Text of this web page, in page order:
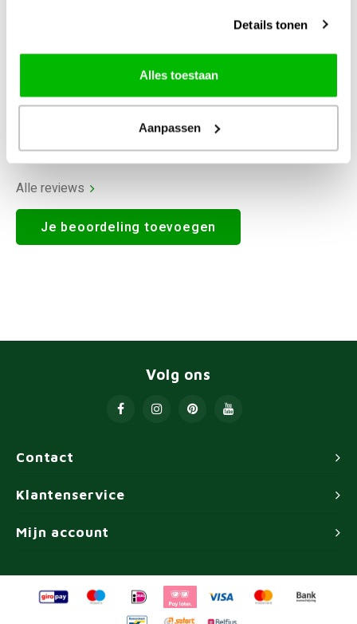
Details tonen
Alles toestaan
Aanpassen
0Reviews
Alle reviews
Je beoordeling toevoegen
Contact
Volg ons
Klantenservice
Mijn account